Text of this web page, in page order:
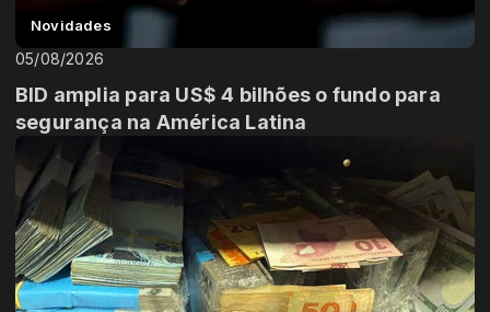
Novidades
05/08/2026
BID amplia para US$ 4 bilhões o fundo para
segurança na América Latina